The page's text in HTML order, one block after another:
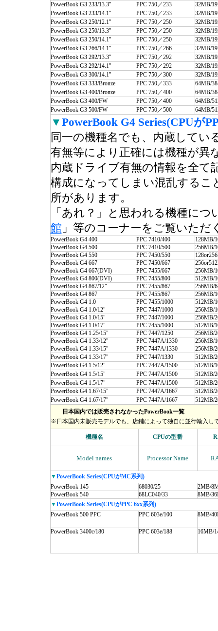
PowerBook G3 233/13.3" PPC 750／233
32MB/
PowerBook G3 233/14.1"
PPC 750／233
32MB/
PowerBook G3 250/12.1"
PPC 750／250
32MB/
PowerBook G3 250/13.3"
PPC 750／250
32MB/
PowerBook G3 250/14.1"
PPC 750／250
32MB/
PowerBook G3 266/14.1"
PPC 750／266
32MB/
PowerBook G3 292/13.3"
PPC 750／292
32MB/
PowerBook G3 292/14.1"
PPC 750／292
32MB/
PowerBook G3 300/14.1"
PPC 750／300
32MB/
PowerBook G3 333/Bronze
PPC 750／333
64MB/
PowerBook G3 400/Bronze
PPC 750／400
64MB/
PowerBook G3 400/FW
PPC 750／400
64MB/
PowerBook G3 500/FW
PPC 750／500 64MB/
▼PowerBook G4 Series(CPUが
同一の機種名でも、内蔵してい
有無等により正確には機種が異
内蔵ドライブ有無の情報を全て
構成になってしまい混乱するこ
所があります。
「あれ？」と思われる機種に
館 」等のコーナーをご覧いた
PowerBook G4 400 PPC 7410/400
128MB/
PowerBook G4 500
PPC 7410/500
256MB/
PowerBook G4 550
PPC 7450/550
PowerBook G4 667
PPC 7450/667
PowerBook G4 667(DVI)
PPC 7455/667
256MB/
PowerBook G4 800(DVI)
PPC 7455/800
512MB/
PowerBook G4 867/12"
PPC 7455/867
256MB/
PowerBook G4 867
PPC 7455/867
256MB/
PowerBook G4 1.0
PPC 7455/1000
512MB/
PowerBook G4 1.0/12"
PPC 7447/1000
256MB/
PowerBook G4 1.0/15"
PPC 7447/1000
256MB/
PowerBook G4 1.0/17"
PPC 7455/1000
512MB/
PowerBook G4 1.25/15"
PPC 7447/1250
256MB/
PowerBook G4 1.33/12"
PPC 7447A/1330
256MB/
PowerBook G4 1.33/15"
PPC 7447A/1330
256MB/
PowerBook G4 1.33/17"
PPC 7447/1330
512MB/
PowerBook G4 1.5/12"
PPC 7447A/1500
512MB/
PowerBook G4 1.5/15"
PPC 7447A/1500
512MB/
PowerBook G4 1.5/17"
PPC 7447A/1500
512MB/
PowerBook G4 1.67/15"
PPC 7447A/1667
512MB/
PowerBook G4 1.67/17"
PPC 7447A/1667
512MB/
日本国内では販売されなかったPowerBook一覧
※日本国内未販売モデルでも、店鋪によって独自に並行輸入し
機種名 CPUの型番
Model names Processor Name
▼PowerBook Series(CPUがMC系列)
PowerBook 145
68030/25
2MB/
PowerBook 540
68LC040/33
8MB/
▼PowerBook Series(CPUがPPC 6xx系列)
PowerBook 500 PPC
PPC 603e/100 8MB/
PowerBook 3400c/180 PPC 603e/188 16MB/